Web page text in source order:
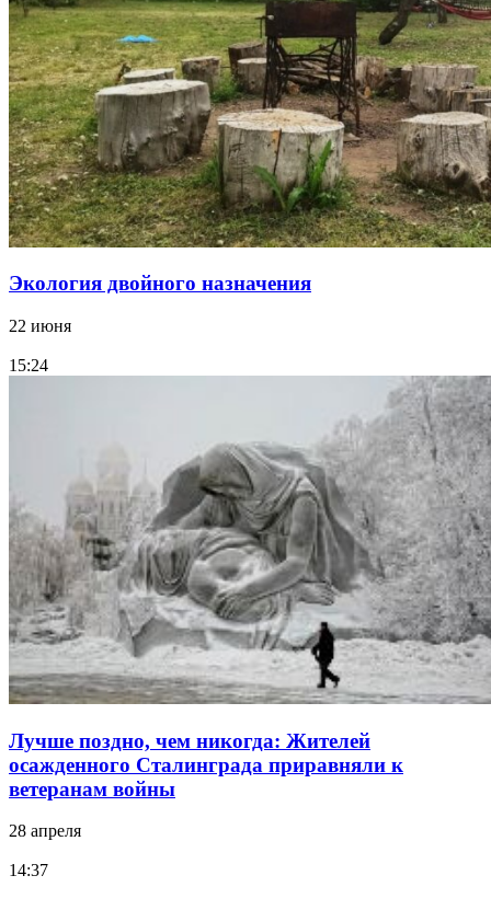
Экология двойного назначения
22 июня
15:24
Лучше поздно, чем никогда: Жителей
осажденного Сталинграда приравняли к
ветеранам войны
28 апреля
14:37